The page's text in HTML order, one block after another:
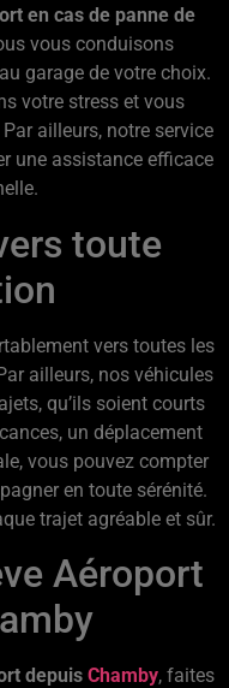
en cas de panne de
vous conduisons
garage de votre choix.
votre stress et vous
ailleurs, notre service
une assistance efficace
toute
vers toutes les
ailleurs, nos véhicules
qu’ils soient courts
un déplacement
vous pouvez compter
en toute sérénité.
trajet agréable et sûr.
Aéroport
depuis Chamby, faites